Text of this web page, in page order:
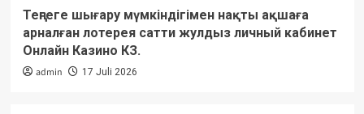
Теңгеге шығару мүмкіндігімен нақты ақшаға
арналған лотерея сатти жулдыз личный кабинет
Онлайн Казино КЗ.
admin 17 Juli 2026